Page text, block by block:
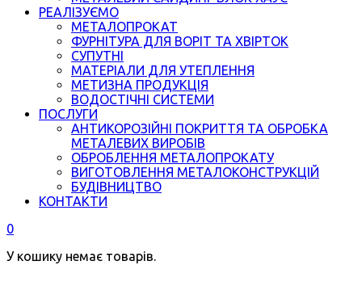
РЕАЛІЗУЄМО
МЕТАЛОПРОКАТ
ФУРНІТУРА ДЛЯ ВОРІТ ТА ХВІРТОК
СУПУТНІ
МАТЕРІАЛИ ДЛЯ УТЕПЛЕННЯ
МЕТИЗНА ПРОДУКЦІЯ
ВОДОСТІЧНІ СИСТЕМИ
ПОСЛУГИ
АНТИКОРОЗІЙНІ ПОКРИТТЯ ТА ОБРОБКА
МЕТАЛЕВИХ ВИРОБІВ
ОБРОБЛЕННЯ МЕТАЛОПРОКАТУ
ВИГОТОВЛЕННЯ МЕТАЛОКОНСТРУКЦІЙ
БУДІВНИЦТВО
КОНТАКТИ
0
У кошику немає товарів.